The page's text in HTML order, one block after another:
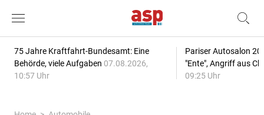
75 Jahre Kraftfahrt-Bundesamt: Eine
Behörde, viele Aufgaben 07.08.2026,
10:57 Uhr
Pariser Autosalon
"Ente", Angriff aus
09:25 Uhr